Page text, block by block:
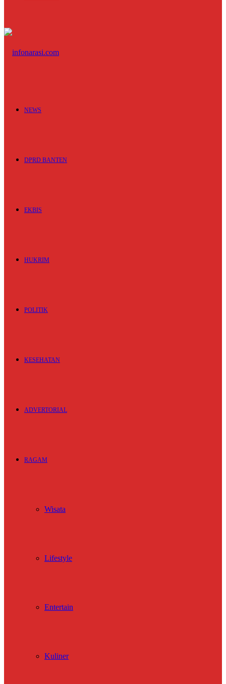
NEWS
DPRD BANTEN
EKBIS
HUKRIM
POLITIK
KESEHATAN
ADVERTORIAL
RAGAM
Wisata
Lifestyle
Entertain
Kuliner